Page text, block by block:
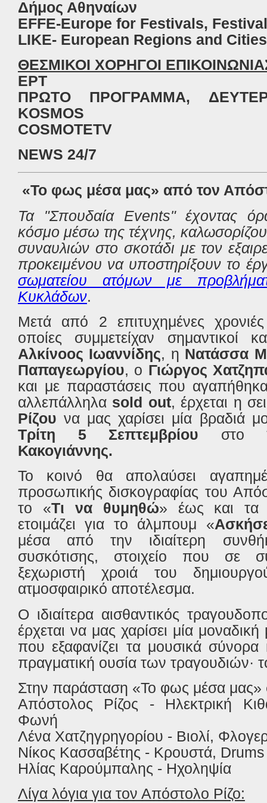
Δήμος Αθηναίων
EFFE-Europe for Festivals,
LIKE- European Regions and
ΘΕΣΜΙΚΟΙ ΧΟΡΗΓΟΙ
ΕΡΤ
ΠΡΩΤΟ ΠΡΟΓΡΑΜΜΑ,
KOSMOS
COSMOTETV
NEWS 24/7
«Το φως μέσα μας» από τον
Τα "Σπουδαία Events" έχοντας
κόσμο μέσω της τέχνης,
συναυλιών στο σκοτάδι με τον
προκειμένου να υποστηρίξουν το
σωματείου ατόμων με
Κυκλάδων.
Μετά από 2 επιτυχημένες
οποίες συμμετείχαν σημαντικοί
Αλκίνοος Ιωαννίδης, η Νατάσσα
Παπαγεωργίου, ο Γιώργος
και με παραστάσεις που
αλλεπάλληλα sold out, έρχεται η
Ρίζουνα μας χαρίσει μία βραδιά
Τρίτη 5 Σεπτεμβρίου στο
Κακογιάννης.
Το κοινό θα απολαύσει
προσωπικής δισκογραφίας του
το «Τι να θυμηθώ» έως και τα
ετοιμάζει για το άλμπουμ «
μέσα από την ιδιαίτερη
συσκότισης, στοιχείο που σε
ξεχωριστή χροιά του
ατμοσφαιρικό αποτέλεσμα.
Ο ιδιαίτερα αισθαντικός
έρχεται να μας χαρίσει μία
που εξαφανίζει τα μουσικά σύνορα
πραγματική ουσία των τραγουδιών·
Στην παράσταση «Το φως μέσα μας»
Απόστολος Ρίζος - Ηλεκτρική
Φωνή
Λένα Χατζηγρηγορίου - Βιολί,
Νίκος Κασσαβέτης - Κρουστά, Drums
Ηλίας Καρούμπαλης - Ηχοληψία
Λίγα λόγια για τον Απόστολο Ρίζο: